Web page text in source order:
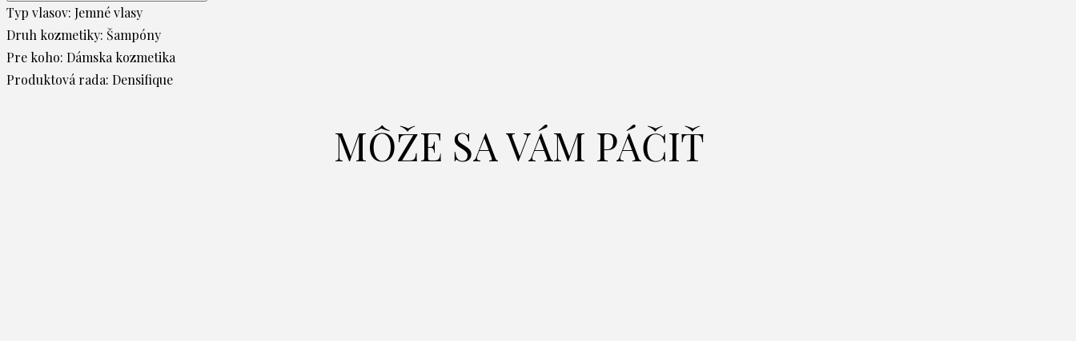
Typ vlasov: Jemné vlasy
Druh kozmetiky: Šampóny
Pre koho: Dámska kozmetika
Produktová rada: Densifique
MÔŽE SA VÁM PÁČIŤ